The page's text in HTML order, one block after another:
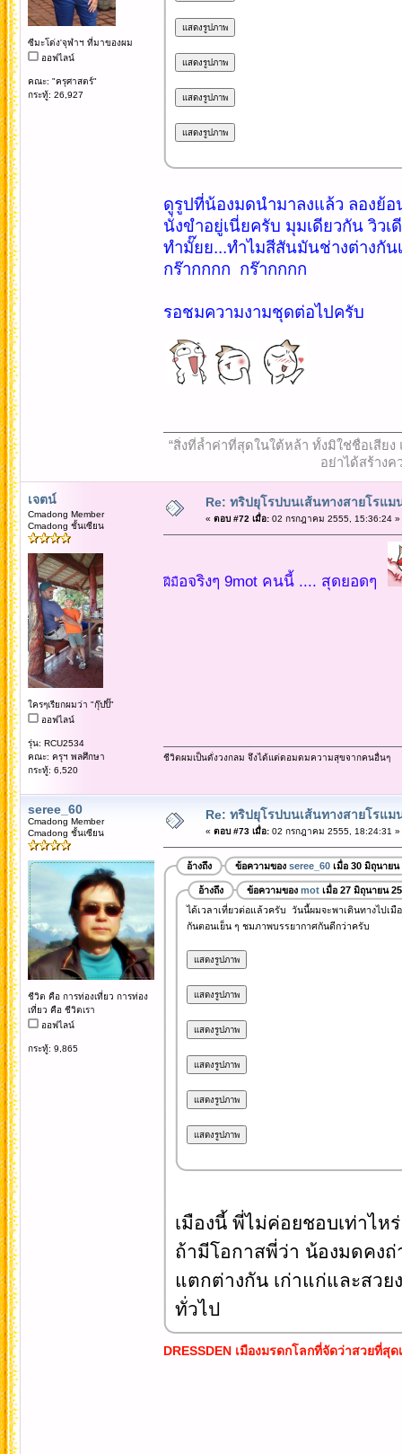
ซีมะโด่ง'จุฬาฯ ที่มาของผม
ออฟไลน์
คณะ: "ครุศาสตร์"
กระทู้: 26,927
ดูรูปที่น้องมดนำมาลงแล้ว ลองย้
นั่งขำอยู่เนี่ยครับ มุมเดียวกัน วิวเ
ทำมั๊ยย...ทำไมสีสันมันช่างต่างกัน
กร๊ากกกก กร๊ากกกก
รอชมความงามชุดต่อไปครับ
“สิ่งที่ล้ำค่าที่สุดในใต้หล้า ทั้งมิใช่ชื่อเสีย
อย่าได้สร้างค
เจตน์
Cmadong Member
Cmadong ชั้นเซียน
ใครๆเรียกผมว่า "กุ๊ปปิ๊"
ออฟไลน์
รุ่น: RCU2534
คณะ: ครุฯ พลศึกษา
กระทู้: 6,520
Re: ทริปยุโรปบนเส้นทางสายโรแม
« ตอบ #72 เมื่อ:02 กรกฎาคม 2555, 15:36:24 »
ฝีมือจริงๆ 9mot คนนี้ .... สุดยอดๆ
ชีวิตผมเป็นดั่งวงกลม จึงได้แต่ดอมดมความสุขจากคนอื่นๆ
seree_60
Cmadong Member
Cmadong ชั้นเซียน
ชีวิต คือ การท่องเที่ยว การท่อง
เที่ยว คือ ชีวิตเรา
ออฟไลน์
กระทู้: 9,865
Re: ทริปยุโรปบนเส้นทางสายโรแม
« ตอบ #73 เมื่อ:02 กรกฎาคม 2555, 18:24:31 »
อ้างถึง ข้อความของ seree_60เมื่อ 30 มิถุนายน
อ้างถึง ข้อความของ motเมื่อ 27 มิถุนายน
ได้เวลาเที่ยวต่อแล้วครับ วันนี้ผมจะพาเดินทางไปเมื
กันตอนเย็น ๆ ชมภาพบรรยากาศกันดีกว่าครับ
เมืองนี้ พี่ไม่ค่อยชอบเท่าไห
ถ้ามีโอกาสพี่ว่า น้องมดคงถ่
แตกต่างกัน เก่าแก่และสว
ทั่วไป
DRESSDEN เมืองมรดกโลกที่จัดว่าสวยที่สุ